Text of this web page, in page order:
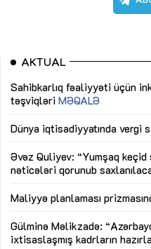
AKTUAL
Sahibkarlıq fəaliyyəti üçün
təşviqləri MƏQALƏ
Dünya iqtisadiyyatında vergi
Əvəz Quliyev: “Yumşaq keçid
nəticələri qorunub
Maliyyə planlaması
Gülminə Məlikzadə:
ixtisaslaşmış kadrların